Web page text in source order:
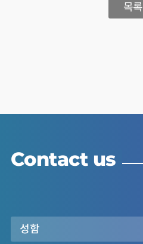
목록
Contact us